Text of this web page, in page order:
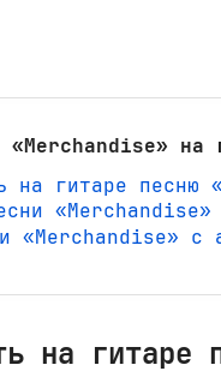
«Merchandise» на
на гитаре песню
«Merchandise» с
на гитаре